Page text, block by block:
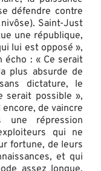
défendre contre
Saint-Just
une république,
lui est opposé »,
écho : « Ce serait
plus absurde de
dictature, le
serait possible »,
de vaincre
une répression
qui ne
fortune, de leurs
et qui